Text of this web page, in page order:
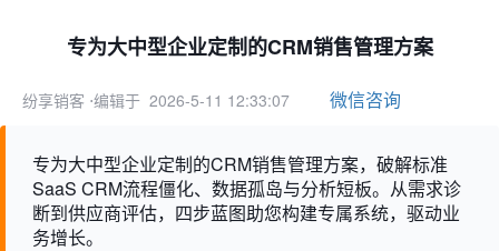
专为大中型企业定制的CRM销售管理方案
纷享销客 ⋅编辑于 2026-5-11 12:33:07 微信咨询
专为大中型企业定制的CRM销售管理方案，破解标准
SaaS CRM流程僵化、数据孤岛与分析短板。从需求诊
断到供应商评估，四步蓝图助您构建专属系统，驱动业
务增长。